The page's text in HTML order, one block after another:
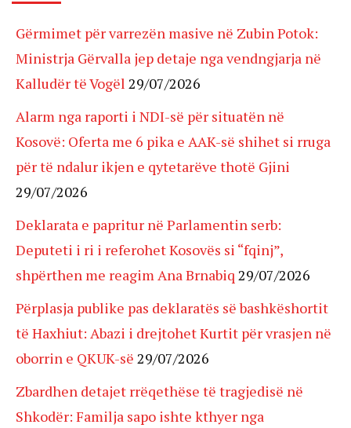
Gërmimet për varrezën masive në Zubin Potok:
Ministrja Gërvalla jep detaje nga vendngjarja në
Kalludër të Vogël 29/07/2026
Alarm nga raporti i NDI-së për situatën në
Kosovë: Oferta me 6 pika e AAK-së shihet si rruga
për të ndalur ikjen e qytetarëve thotë Gjini
29/07/2026
Deklarata e papritur në Parlamentin serb:
Deputeti i ri i referohet Kosovës si “fqinj”,
shpërthen me reagim Ana Brnabiq 29/07/2026
Përplasja publike pas deklaratës së bashkëshortit
të Haxhiut: Abazi i drejtohet Kurtit për vrasjen në
oborrin e QKUK-së 29/07/2026
Zbardhen detajet rrëqethëse të tragjedisë në
Shkodër: Familja sapo ishte kthyer nga